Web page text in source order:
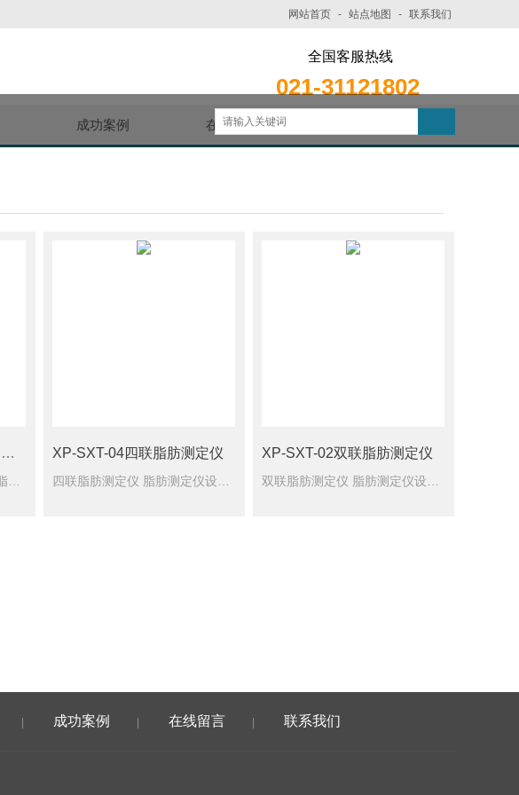
网站首页 - 站点地图 - 联系我们
全国客服热线
021-31121802
成功案例 在线留言
XD-SXT-02脂肪测定仪（索氏提取器）
脂肪测定仪（索氏提取器） 脂肪测定仪设计合理、性能稳定、精确度高、操作省力、省时，提取方法符合国家（GB5512-85）标准，各项指标及性能都达进口同类产品的要求。
XP-SXT-04四联脂肪测定仪
四联脂肪测定仪 脂肪测定仪设计合理、性能稳定、精确度高、操作省力、省时，提取方法符合国家（GB5512-85）标准，各项指标及性能都达进口同类产品的要求。
XP-SXT-02双联脂肪测定仪
双联脂肪测定仪 脂肪测定仪设计合理、性能稳定、精确度高、操作省力、省时，提取方法符合国家（GB5512-85）标准，各项指标及性能都达进口同类产品的要求。
成功案例 在线留言 联系我们